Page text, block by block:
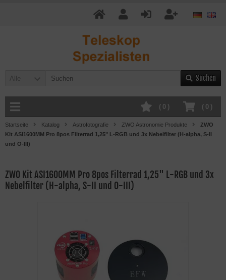
Alle Suchen
( 0 )
( 0 )
Startseite Katalog Astrofotografie ZWO Astronomie Produkte
ZWO
Kit ASI1600MM Pro 8pos Filterrad 1,25" L-RGB und 3x Nebelfilter (H-alpha, S-II
und O-III)
ZWO Kit ASI1600MM Pro 8pos Filterrad 1,25" L-RGB und 3x
Nebelfilter (H-alpha, S-II und O-III)